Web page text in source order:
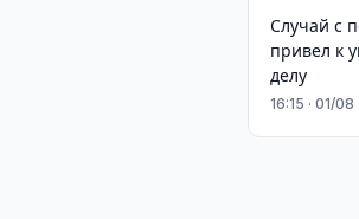
Случай с
привел к
делу
16:15 · 01/08